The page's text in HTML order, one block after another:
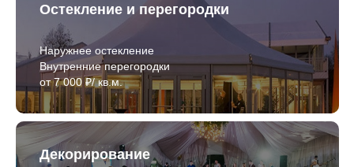
Остекление и перегородки
Наружнее остекление
Внутренние перегородки
от 7 000 ₽/ кв.м.
Декорирование